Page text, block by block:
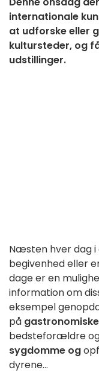
internationale
at udforske eller
kultursteder, og
udstillinger.
Næsten hver dag i
begivenhed eller
dage er en
information om
eksempel
på
bedsteforældre
sygdomme og
dyrene...